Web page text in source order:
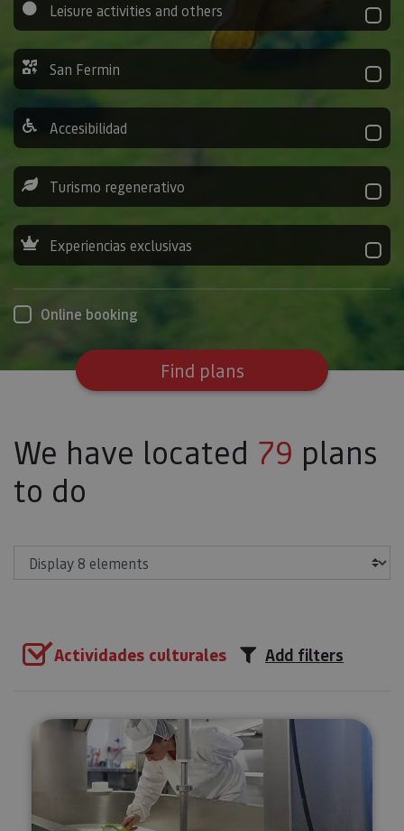
Leisure activities and others
San Fermin
Accesibilidad
Turismo regenerativo
Experiencias exclusivas
Online booking
Find plans
We have located 79 plans
to do
Actividades culturales Add filters
Guided tour Cheesemaker